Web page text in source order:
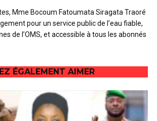
Mme Bocoum Fatoumata Siragata Traoré
pour un service public de l’eau fiable,
de l’OMS, et accessible à tous les abonnés
ÉGALEMENT AIMER